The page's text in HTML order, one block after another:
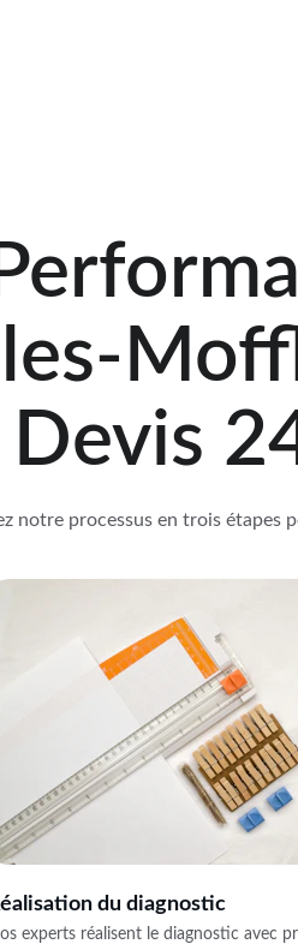
Devis
notre processus en trois étapes
du diagnostic
experts réalisent le diagnostic avec